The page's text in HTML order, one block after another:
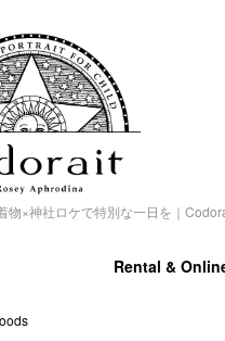
物×神社ロケで特別な一日を｜
Rental &